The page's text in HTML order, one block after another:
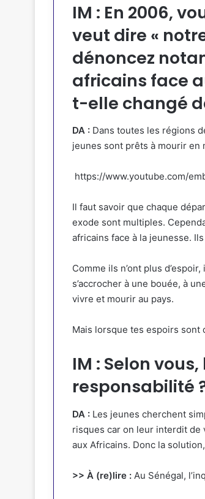
IM : En 2006,
veut dire «
dénoncez
africains face
t-elle changé
DA : Dans toutes les régions
jeunes sont prêts à mourir en
https://www.youtube.com/
Il faut savoir que chaque
exode sont multiples.
africains face à la jeunesse.
Comme ils n’ont plus
s’accrocher à une bouée, à
vivre et mourir au pays.
Mais lorsque tes espoirs
IM : Selon
responsabilité
DA : Les jeunes cherchent
risques car on leur interdit de
aux Africains. Donc la
>> À (re)lire : Au Sénégal,